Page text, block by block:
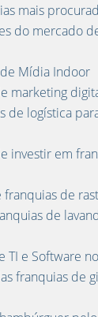
mais
do mercado
Mídia Indoor
marketing
de logística
investir em
de
de
TI e Software
franquias de